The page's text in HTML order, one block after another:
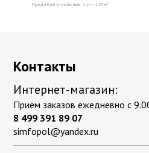
Продаётся упаковками: 1 уп. - 1.25 м2
Контакты
Интернет-магазин:
Приём заказов ежедневно с
8 499 391 89 07
simfopol@yandex.ru